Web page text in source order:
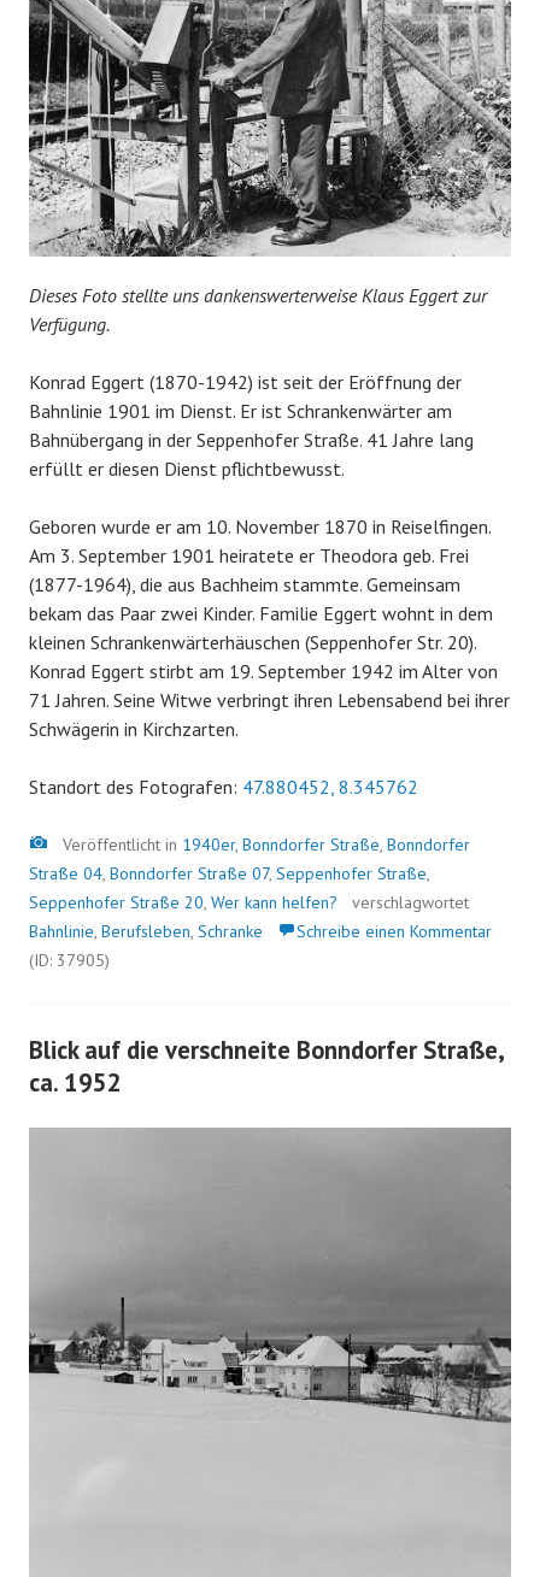
Dieses Foto stellte uns dankenswerterweise Klaus Eggert zur
Verfügung.
Konrad Eggert (1870-1942) ist seit der Eröffnung der
Bahnlinie 1901 im Dienst. Er ist Schrankenwärter am
Bahnübergang in der Seppenhofer Straße. 41 Jahre lang
erfüllt er diesen Dienst pflichtbewusst.
Geboren wurde er am 10. November 1870 in Reiselfingen.
Am 3. September 1901 heiratete er Theodora geb. Frei
(1877-1964), die aus Bachheim stammte. Gemeinsam
bekam das Paar zwei Kinder. Familie Eggert wohnt in dem
kleinen Schrankenwärterhäuschen (Seppenhofer Str. 20).
Konrad Eggert stirbt am 19. September 1942 im Alter von
71 Jahren. Seine Witwe verbringt ihren Lebensabend bei ihrer
Schwägerin in Kirchzarten.
Standort des Fotografen: 47.880452, 8.345762
Bild
Veröffentlicht in 1940er, Bonndorfer Straße, Bonndorfer
Straße 04, Bonndorfer Straße 07, Seppenhofer Straße,
Seppenhofer Straße 20, Wer kann helfen?
verschlagwortet
Bahnlinie, Berufsleben, Schranke
Schreibe einen Kommentar
(ID: 37905)
Blick auf die verschneite Bonndorfer Straße,
ca. 1952